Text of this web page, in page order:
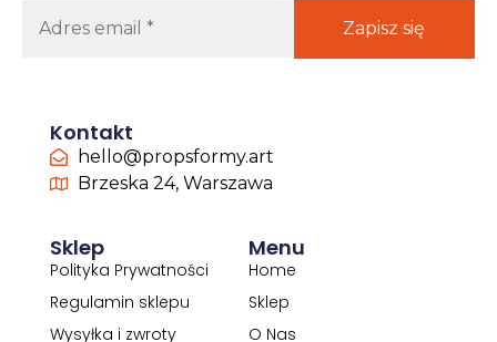
Menu
Home
Sklep
O Nas
Sklep
Polityka Prywatności
Regulamin sklepu
Wysyłka i zwroty
Kontakt
hello@propsformy.art
Brzeska 24, Warszawa